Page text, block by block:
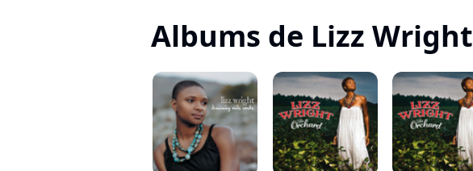
Albums de Lizz Wright